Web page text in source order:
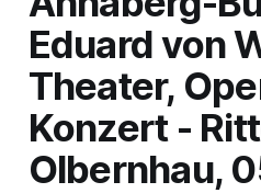
Eduard von
Theater,
Konzert -
Olbernhau,